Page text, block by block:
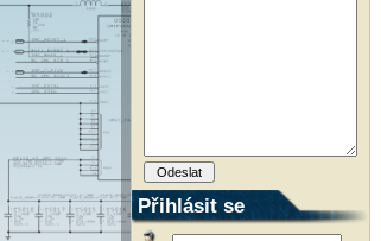
Přihlásit se